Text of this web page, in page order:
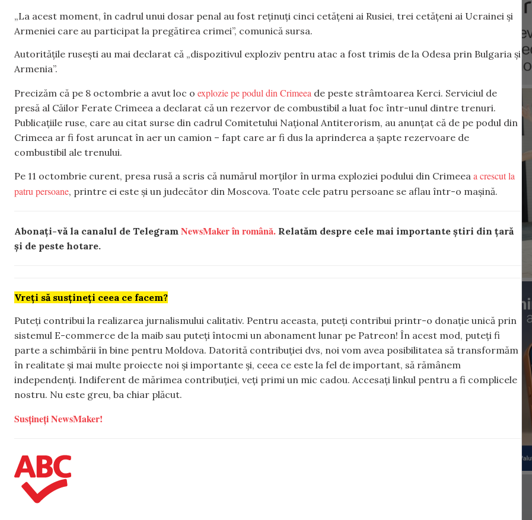
„La acest moment, în cadrul unui dosar penal au fost reținuți cinci cetățeni ai Rusiei, trei cetățeni ai Ucrainei și
Armeniei care au participat la pregătirea crimei”, comunică sursa.
Autoritățile rusești au mai declarat că „dispozitivul exploziv pentru atac a fost trimis de la Odesa prin Bulgaria și
Armenia”.
Precizăm că pe 8 octombrie a avut loc o explozie pe podul din Crimeea de peste strâmtoarea Kerci. Serviciul de
presă al Căilor Ferate Crimeea a declarat că un rezervor de combustibil a luat foc într-unul dintre trenuri.
Publicațiile ruse, care au citat surse din cadrul Comitetului Național Antiterorism, au anunțat că de pe podul din
Crimeea ar fi fost aruncat în aer un camion – fapt care ar fi dus la aprinderea a șapte rezervoare de
combustibil ale trenului.
Pe 11 octombrie curent, presa rusă a scris că numărul morților în urma exploziei podului din Crimeea a crescut la
patru persoane, printre ei este și un judecător din Moscova. Toate cele patru persoane se aflau într-o mașină.
Abonați-vă la canalul de Telegram NewsMaker în română. Relatăm despre cele mai importante știri din țară
și de peste hotare.
Vreți să susțineți ceea ce facem?
Puteți contribui la realizarea jurnalismului calitativ. Pentru aceasta, puteți contribui printr-o donație unică prin
sistemul E-commerce de la maib sau puteți întocmi un abonament lunar pe Patreon! În acest mod, puteți fi
parte a schimbării în bine pentru Moldova. Datorită contribuției dvs, noi vom avea posibilitatea să transformăm
în realitate și mai multe proiecte noi și importante și, ceea ce este la fel de important, să rămânem
independenți. Indiferent de mărimea contribuției, veți primi un mic cadou. Accesați linkul pentru a fi complicele
nostru. Nu este greu, ba chiar plăcut.
Susțineți NewsMaker!